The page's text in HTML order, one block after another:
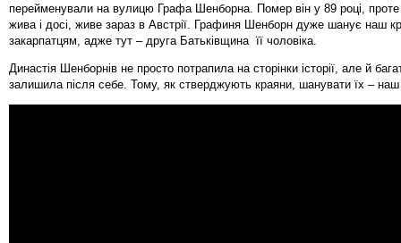
перейменували на вулицю Графа Шенборна. Помер він у 89 році,
жива і досі, живе зараз в Австрії. Графиня Шенборн дуже шанує наш
закарпатцям, адже тут – друга Батьківщина її чоловіка.
Династія Шенборнів не просто потрапила на сторінки історії, але й
залишила після себе. Тому, як стверджують краяни, шанувати їх – наш